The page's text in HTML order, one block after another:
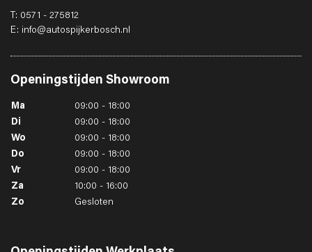
T: 0571 - 275812
E: info@autospijkerbosch.nl
Openingstijden Showroom
Ma
09:00 - 18:00
Di
09:00 - 18:00
Wo
09:00 - 18:00
Do
09:00 - 18:00
Vr
09:00 - 18:00
Za
10:00 - 16:00
Zo
Gesloten